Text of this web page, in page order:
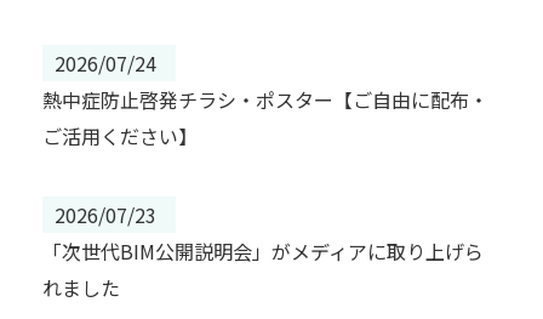
2026/07/24
熱中症防止啓発チラシ・ポスター【ご自由に配布・
ご活用ください】
2026/07/23
「次世代BIM公開説明会」がメディアに取り上げら
れました